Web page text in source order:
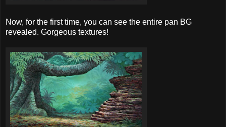
Now, for the first time, you can see the entire pan BG
revealed. Gorgeous textures!